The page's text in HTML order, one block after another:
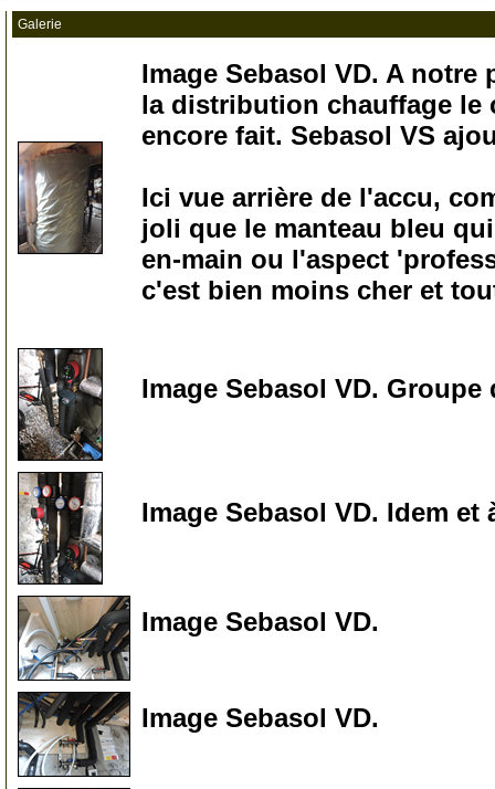
Galerie
Image Sebasol VD. A notre
la distribution chauffage le
encore fait. Sebasol VS
Ici vue arrière de l'accu,
joli que le manteau bleu
en-main ou l'aspect
c'est bien moins cher et
Image Sebasol VD.
Image Sebasol VD. Idem
Image Sebasol VD.
Image Sebasol VD.